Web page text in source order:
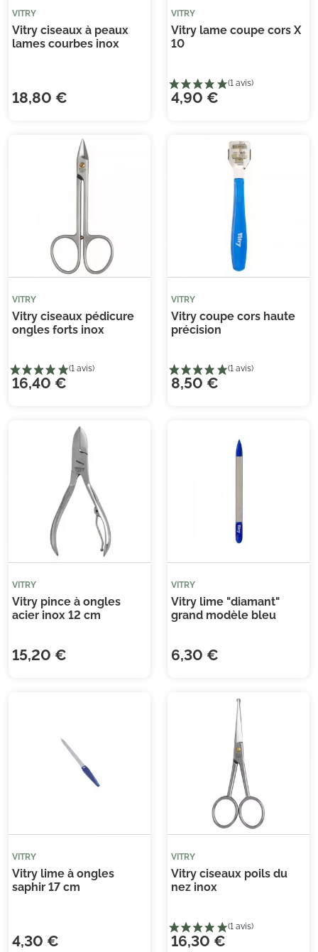
VITRY
Vitry ciseaux à peaux
lames courbes inox
18,80 €
VITRY
Vitry lame coupe cors X
10
4,90 €
VITRY
Vitry ciseaux pédicure
ongles forts inox
16,40 €
VITRY
Vitry coupe cors haute
précision
8,50 €
VITRY
Vitry pince à ongles
acier inox 12 cm
15,20 €
VITRY
Vitry lime "diamant"
grand modèle bleu
6,30 €
VITRY
Vitry lime à ongles
saphir 17 cm
4,30 €
VITRY
Vitry ciseaux poils du
nez inox
16,30 €